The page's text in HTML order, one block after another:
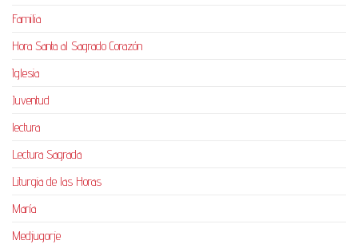
Familia
Hora Santa al Sagrado Corazón
Iglesia
Juventud
lectura
Lectura Sagrada
Liturgia de las Horas
María
Medjugorje